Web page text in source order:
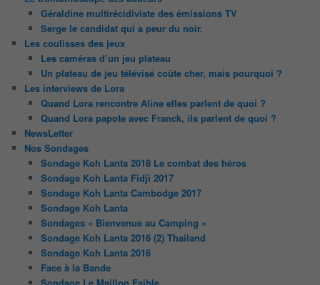
Géraldine multirécidiviste des émissions TV
Serge le candidat qui a peur du noir.
Les coulisses des jeux
Les caméras d’un jeu plateau
Un plateau de jeu télévisé coûte cher, mais pourquoi ?
Les interviews de Lora
Quand Lora rencontre Aline elles parlent de quoi ?
Quand Lora papote avec Franck, ils parlent de quoi ?
NewsLetter
Nos Sondages
Sondage Koh Lanta 2018 Le combat des héros
Sondage Koh Lanta Fidji 2017
Sondage Koh Lanta Cambodge 2017
Sondage Koh Lanta
Sondages « Bienvenue au Camping »
Sondage Koh Lanta 2016 (2) Thailand
Sondage Koh Lanta 2016
Face à la Bande